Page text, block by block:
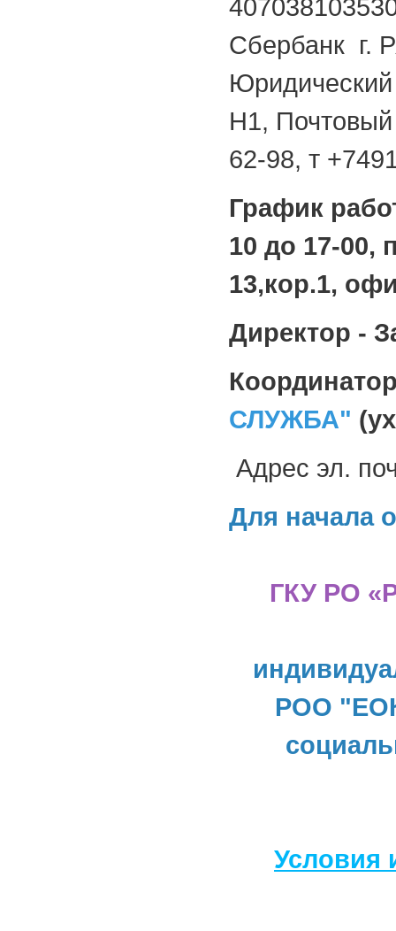
Сбербанк г.
Юридический
Н1, Почтовый
62-98, т
График
10 до 17-00,
13,кор.1,
Директор -
СЛУЖБА"
Адрес эл.
Для начала
ГКУ РО
РОО
Условия